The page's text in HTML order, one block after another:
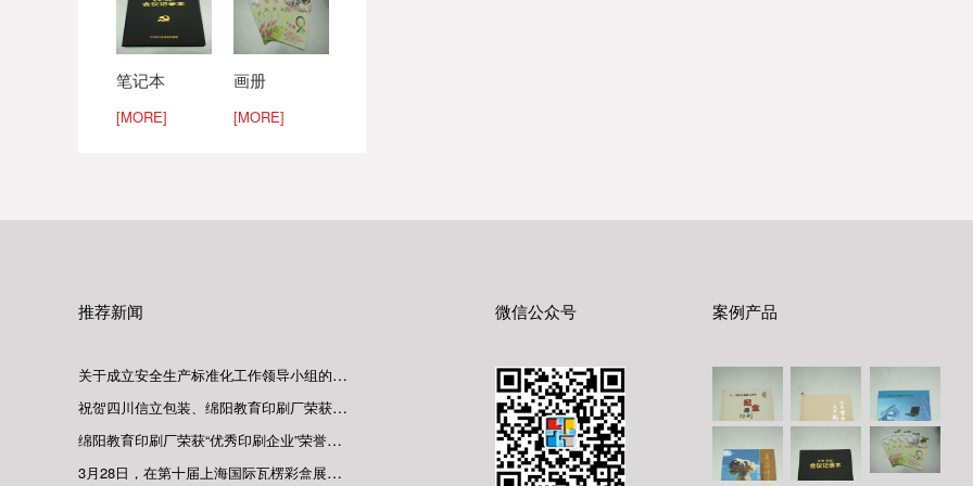
笔记本
[MORE]
画册
[MORE]
推荐新闻
关于成立安全生产标准化工作领导小组的决
祝贺四川信立包装、绵阳教育印刷厂荣获
绵阳教育印刷厂荣获“优秀印刷企业”荣誉称
3月28日，在第十届上海国际瓦楞彩盒展期
微信公众号 案例产品